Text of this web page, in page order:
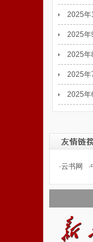
2025年
2025年
2025年
2025年
2025年
·云书网 ·